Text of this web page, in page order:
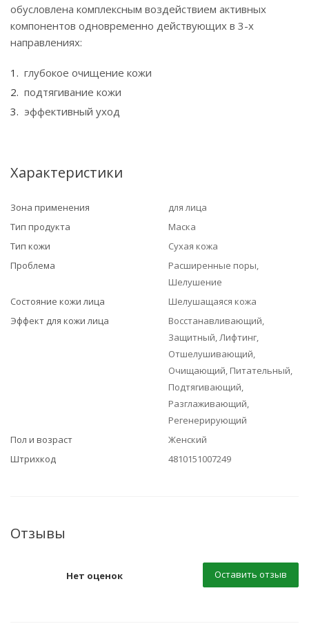
обусловлена комплексным воздействием активных
компонентов одновременно действующих в 3-х
направлениях:
глубокое очищение кожи
подтягивание кожи
эффективный уход
Характеристики
Зона применения
для лица
Тип продукта
Маска
Тип кожи
Сухая кожа
Проблема
Расширенные поры,
Шелушение
Состояние кожи лица
Шелушащаяся кожа
Эффект для кожи лица
Восстанавливающий,
Защитный, Лифтинг,
Отшелушивающий,
Очищающий, Питательный,
Подтягивающий,
Разглаживающий,
Регенерирующий
Пол и возраст
Женский
Штрихкод
4810151007249
Отзывы
Нет оценок Оставить отзыв